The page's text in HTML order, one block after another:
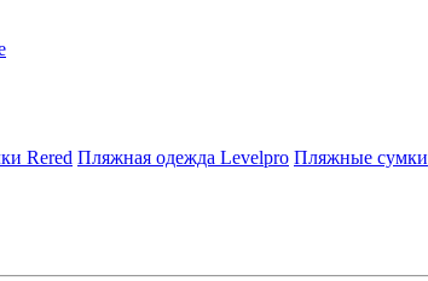
Rered Пляжная одежда Levelpro Пляжные сумки